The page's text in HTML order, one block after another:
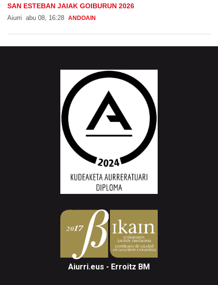
SAN ESTEBAN JAIAK GOIBURUN 2026
Aiurri abu 08, 16:28 ANDOAIN
Aiurri.eus - Erroitz BM